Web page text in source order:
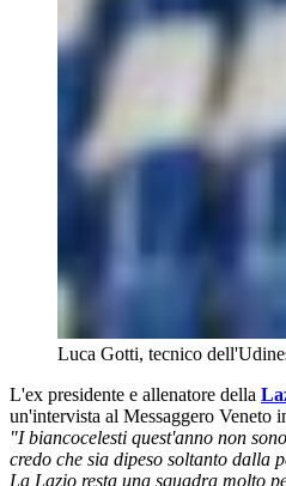
Luca Gotti, tecnico
L'ex presidente e allenatore della
un'intervista al Messaggero Veneto
"I biancocelesti quest'anno non
credo che sia dipeso soltanto dalla
La Lazio resta una squadra molto